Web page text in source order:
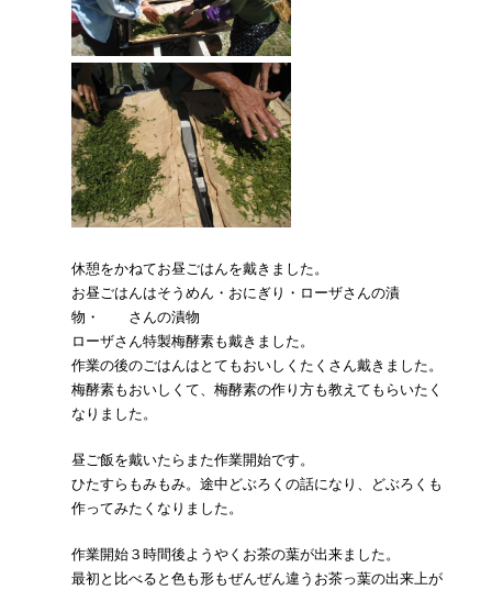
休憩をかねてお昼ごはんを戴きました。
お昼ごはんはそうめん・おにぎり・ローザさんの漬
物・ さんの漬物
ローザさん特製梅酵素も戴きました。
作業の後のごはんはとてもおいしくたくさん戴きました。
梅酵素もおいしくて、梅酵素の作り方も教えてもらいたく
なりました。
昼ご飯を戴いたらまた作業開始です。
ひたすらもみもみ。途中どぶろくの話になり、どぶろくも
作ってみたくなりました。
作業開始３時間後ようやくお茶の葉が出来ました。
最初と比べると色も形もぜんぜん違うお茶っ葉の出来上が